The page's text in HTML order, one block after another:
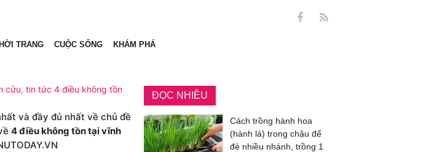
TRANG CUỘC SỐNG KHÁM PHÁ
cửu, tin tức 4 điều không tồn
và đầy đủ nhất về chủ đề
4 điều không tồn tại vĩnh
ĐỌC NHIỀU
Cách trồng hành hoa
(hành lá) trong chậu để
đẻ nhiều nhánh, trồng 1